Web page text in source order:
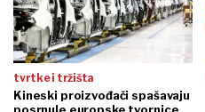
tvrtke i tržišta
Kineski proizvođači spašavaju